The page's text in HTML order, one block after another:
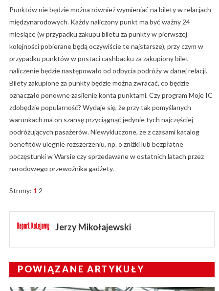
Punktów nie będzie można również wymieniać na bilety w relacjach
międzynarodowych. Każdy naliczony punkt ma być ważny 24
miesiące (w przypadku zakupu biletu za punkty w pierwszej
kolejności pobierane będą oczywiście te najstarsze), przy czym w
przypadku punktów w postaci cashbacku za zakupiony bilet
naliczenie będzie następowało od odbycia podróży w danej relacji.
Bilety zakupione za punkty będzie można zwracać, co będzie
oznaczało ponowne zasilenie konta punktami. Czy program Moje IC
zdobędzie popularność? Wydaje się, że przy tak pomyślanych
warunkach ma on szansę przyciągnąć jedynie tych najczęściej
podróżujących pasażerów. Niewykluczone, że z czasami katalog
benefitów ulegnie rozszerzeniu, np. o zniżki lub bezpłatne
poczęstunki w Warsie czy sprzedawane w ostatnich latach przez
narodowego przewoźnika gadżety.
Strony: 1 2
Jerzy Mikołajewski
POWIĄZANE ARTYKUŁY